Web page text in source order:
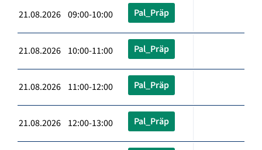
21.08.2026 09:00-10:00 Pal_Präp
21.08.2026 10:00-11:00 Pal_Präp
21.08.2026 11:00-12:00 Pal_Präp
21.08.2026 12:00-13:00 Pal_Präp